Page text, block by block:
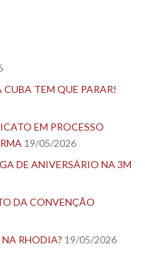
TEM QUE PARAR!
EM PROCESSO
19/05/2026
DE ANIVERSÁRIO NA 3M
DA CONVENÇÃO
RHODIA? 19/05/2026